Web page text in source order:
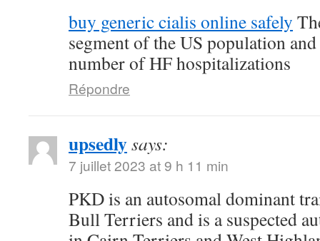
buy generic cialis online safely
segment of the US population
number of HF hospitalizations
Répondre
upsedlysays:
7 juillet 2023 at 9 h 11 min
PKD is an autosomal dominant
Bull Terriers and is a suspected